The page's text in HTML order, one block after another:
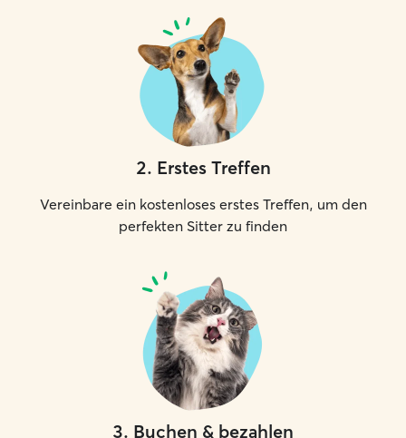
2. Erstes Treffen
Vereinbare ein kostenloses erstes Treffen, um den
perfekten Sitter zu finden
3. Buchen & bezahlen